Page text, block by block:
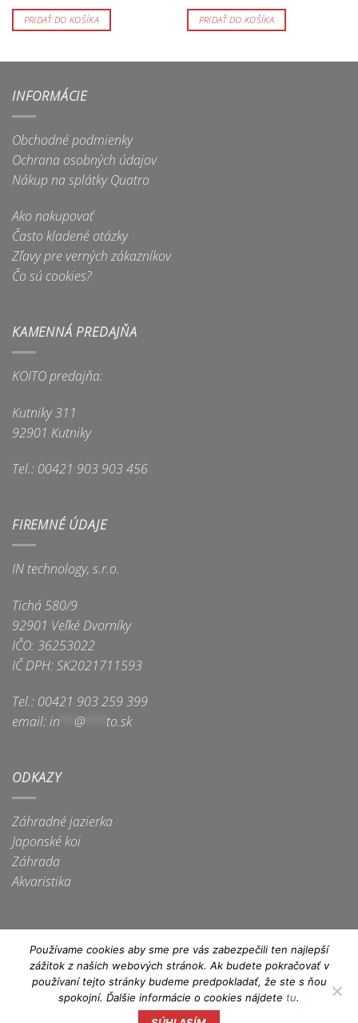
PRIDAŤ DO KOŠÍKA PRIDAŤ DO KOŠÍKA
INFORMÁCIE
Obchodné podmienky
Ochrana osobných údajov
Nákup na splátky Quatro
Ako nakupovať
Často kladené otázky
Zľavy pre verných zákazníkov
Čo sú cookies?
KAMENNÁ PREDAJŇA
KOITO predajňa:
Kutniky 311
92901 Kutniky
Tel.: 00421 903 903 456
FIREMNÉ ÚDAJE
IN technology, s.r.o.
Tichá 580/9
92901 Veľké Dvorníky
IČO: 36253022
IČ DPH: SK2021711593
Tel.: 00421 903 259 399
email: in @ to.sk
ODKAZY
Záhradné jazierka
Japonské koi
Záhrada
Akvaristika
Apple
Pay
Dinners
Club
Discover Google
Pay
Maestro MasterCard
Visa
Electron
Používame cookies aby sme pre vás zabezpečili ten najlepší
zážitok z našich webových stránok. Ak budete pokračovať v
používaní tejto stránky budeme predpokladať, že ste s ňou
spokojní. Ďalšie informácie o cookies nájdete tu.